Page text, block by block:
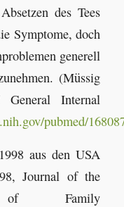
des Tees
Symptome, doch
generell
(Müssig
Internal
pubmed/
aus den USA
Journal of the
of Family